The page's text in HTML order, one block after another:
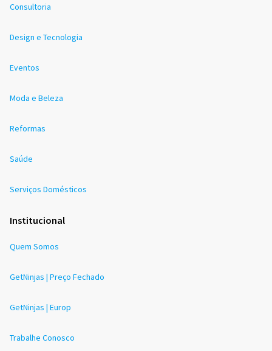
Consultoria
Design e Tecnologia
Eventos
Moda e Beleza
Reformas
Saúde
Serviços Domésticos
Institucional
Quem Somos
GetNinjas | Preço Fechado
GetNinjas | Europ
Trabalhe Conosco